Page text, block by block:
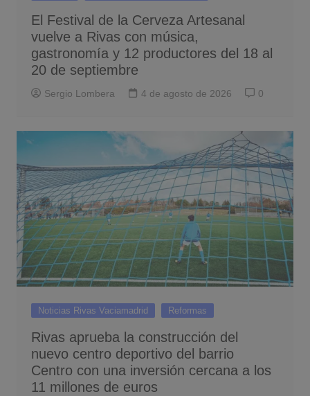
El Festival de la Cerveza Artesanal
vuelve a Rivas con música,
gastronomía y 12 productores del 18 al
20 de septiembre
Sergio Lombera 4 de agosto de 2026 0
Noticias Rivas Vaciamadrid Reformas
Rivas aprueba la construcción del
nuevo centro deportivo del barrio
Centro con una inversión cercana a los
11 millones de euros